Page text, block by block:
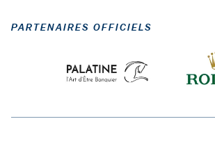
PARTENAIRES OFFICIELS